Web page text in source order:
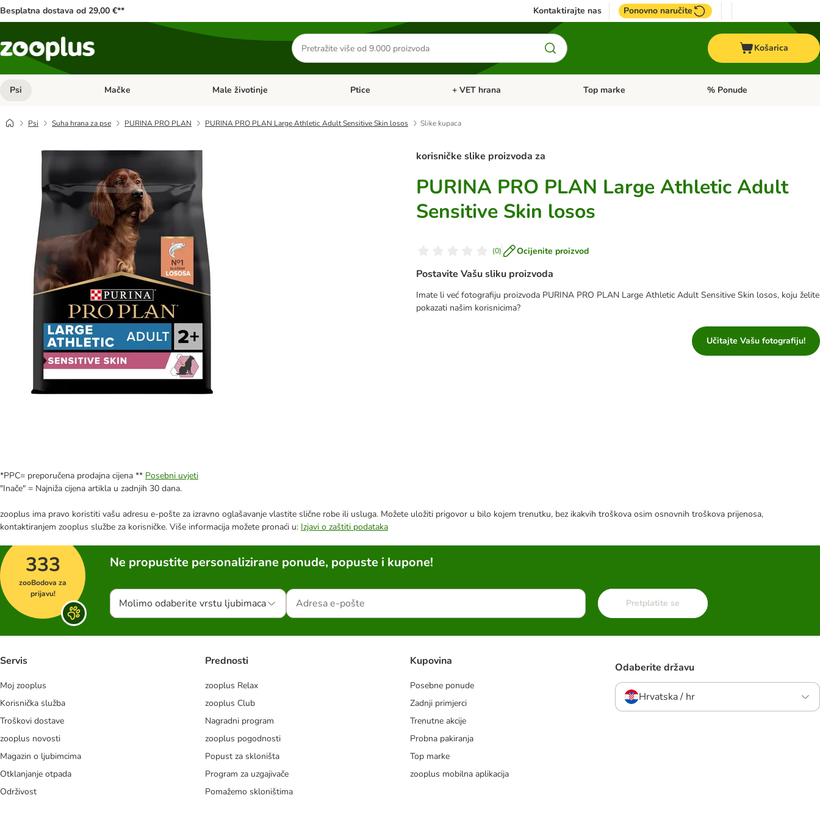
Besplatna dostava od 29,00 €** Kontaktirajte nas Ponovno naručite
Traži
proizvode
Košarica
Psi Pregled kategorija: Psi
Mačke Pregled kategorija: Mačke
Male životinje Pregled kategorija: Male životinje
Ptice Pregled kategorija: Ptice
+ VET hrana Pregled kategorija: + VET hrana
Top marke Pregled kategorija: Top marke
% Ponude
Psi Suha hrana za pse PURINA PRO PLAN PURINA PRO PLAN Large Athletic Adult Sensitive Skin losos Slike kupaca
korisničke slike proizvoda za
PURINA PRO PLAN Large Athletic Adult
Sensitive Skin losos
(0) Ocijenite proizvod
Postavite Vašu sliku proizvoda
Imate li već fotografiju proizvoda PURINA PRO PLAN Large Athletic Adult Sensitive Skin losos, koju želite
pokazati našim korisnicima?
Učitajte Vašu fotografiju!
*PPC= preporučena prodajna cijena ** Posebni uvjeti
"Inače" = Najniža cijena artikla u zadnjih 30 dana.
zooplus ima pravo koristiti vašu adresu e-pošte za izravno oglašavanje vlastite slične robe ili usluga. Možete uložiti prigovor u bilo kojem trenutku, bez ikakvih troškova osim osnovnih troškova prijenosa,
kontaktiranjem zooplus službe za korisničke. Više informacija možete pronaći u: Izjavi o zaštiti podataka
333
zooBodova za
prijavu!
Ne propustite personalizirane ponude, popuste i kupone!
Molimo odaberite vrstu ljubimaca Pretplatite se
Servis
Moj zooplus
Korisnička služba
Troškovi dostave
zooplus novosti
Magazin o ljubimcima
Otklanjanje otpada
Održivost
Prednosti
zooplus Relax
zooplus Club
Nagradni program
zooplus pogodnosti
Popust za skloništa
Program za uzgajivače
Pomažemo skloništima
Kupovina
Posebne ponude
Zadnji primjerci
Trenutne akcije
Probna pakiranja
Top marke
zooplus mobilna aplikacija
Odaberite državu
Hrvatska / hr